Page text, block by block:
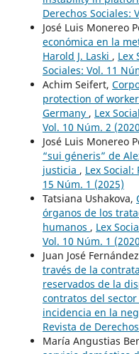
Derechos Sociales:
José Luis Monereo
económica en la
Harold J. Laski , Lex
Sociales: Vol. 11
Achim Seifert,
protection of
Germany , Lex
Vol. 10 Núm. 2
José Luis Monereo
“sui géneris” de
justicia , Lex Social:
15 Núm. 1 (2025)
Tatsiana Ushakova,
órganos de los
humanos , Lex
Vol. 10 Núm. 1
Juan José
través de la
reservados de la
contratos del
incidencia en la
Revista de
María Angustias